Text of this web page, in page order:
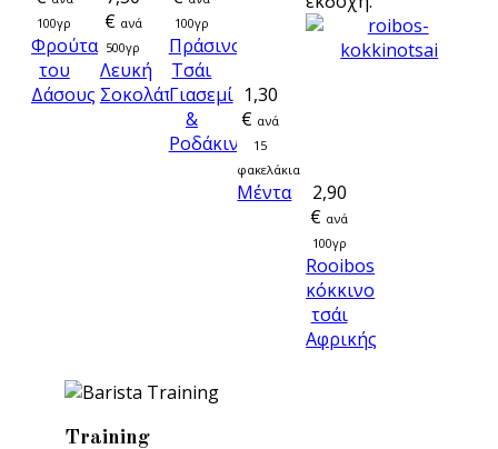
100γρ
Φρούτα
του
Δάσους
€ ανά
500γρ
Λευκή
Σοκολάτα
100γρ
Πράσινο
Τσάι
Γιασεμί
&
Ροδάκινο
1,30
€ ανά
15
φακελάκια
Μέντα
2,90
€ ανά
100γρ
Rooibos
κόκκινο
τσάι
Αφρικής
Training